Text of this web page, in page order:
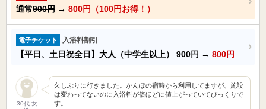
通常900円 → 800円（100円お得！）
電子チケット 入浴料割引
【平日、土日祝全日】大人（中学生以上） 900円 → 800円
30代 女
久しぶりに行きました。かんぽの宿時から利用してますが、施設
は変わってないのに入浴料が倍ほどに値上がっていてびっくりで
す。 …